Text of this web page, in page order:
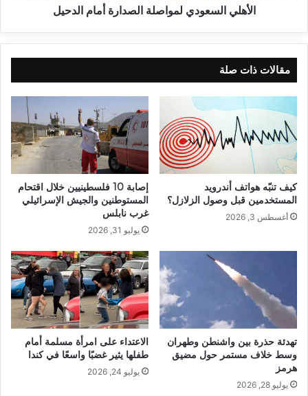
الأهلي السعودي لمواصلة الصدارة أمام الدحيل
مقالات ذات صلة
كيف تنبّه هواتف أندرويد
المستخدمين قبل وصول الزلازل؟
أغسطس 3, 2026
إصابة 10 فلسطينيين خلال اقتحام
المستوطنين والجيش الإسرائيلي
غرب نابلس
يوليو 31, 2026
تهدئة حذرة بين واشنطن وطهران
وسط خلاف مستمر حول مضيق
هرمز
يوليو 28, 2026
الاعتداء على امرأة مسلمة أمام
طفلها يثير غضبًا واسعًا في كندا
يوليو 24, 2026